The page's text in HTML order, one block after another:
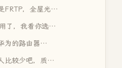
FRTP，全屋光…
了，我看你选…
为的路由器…
比较少吧，质…